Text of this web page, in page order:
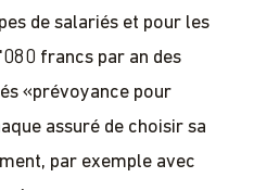
de salariés et pour les
francs par an des
«prévoyance pour
assuré de choisir sa
par exemple avec